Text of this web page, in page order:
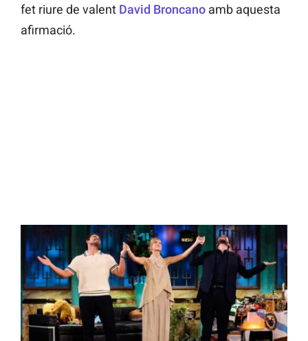
fet riure de valent David Broncano amb aquesta
afirmació.